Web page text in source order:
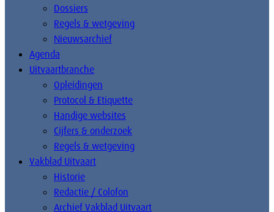
Dossiers
Regels & wetgeving
Nieuwsarchief
Agenda
Uitvaartbranche
Opleidingen
Protocol & Etiquette
Handige websites
Cijfers & onderzoek
Regels & wetgeving
Vakblad Uitvaart
Historie
Redactie / Colofon
Archief Vakblad Uitvaart